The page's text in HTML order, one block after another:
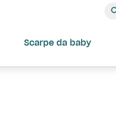
Scarpe da baby